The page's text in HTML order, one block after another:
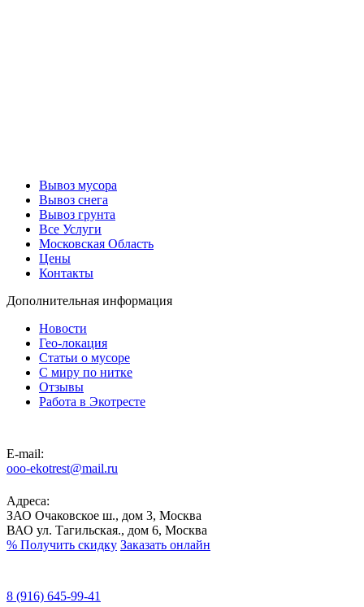
Вывоз мусора
Вывоз снега
Вывоз грунта
Все Услуги
Московская Область
Цены
Контакты
Дополнительная информация
Новости
Гео-локация
Статьи о мусоре
С миру по нитке
Отзывы
Работа в Экотресте
E-mail:
ooo-ekotrest@mail.ru
Адреса:
ЗАО Очаковское ш., дом 3, Москва
ВАО ул. Тагильская., дом 6, Москва
% Получить скидку Заказать онлайн
8 (916) 645-99-41